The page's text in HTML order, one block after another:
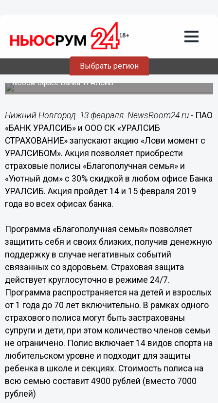
Выбрать регион
Банк УРАЛСИБ и УРАЛСИБ Страхование
запускают акцию «Лови момент с
Акция позволяет приобрести страховые полисы
«Благополучная семья» и «Уютный дом» c 30% скидкой в
любом офисе Банка УРАЛСИБ.
Нижний Новгород. 13 февраля. NewsRoom24.ru - ПАО
«БАНК УРАЛСИБ» и ООО СК «УРАЛСИБ
СТРАХОВАНИЕ» запускают акцию «Лови момент с
УРАЛСИБОМ». Акция позволяет приобрести
страховые полисы «Благополучная семья» и
«Уютный дом» c 30% скидкой в любом офисе Банка
УРАЛСИБ. Акция пройдет 14 и 15 февраля 2019
года во всех офисах банка.
Программа «Благополучная семья» позволяет
защитить себя и своих близких, получив денежную
поддержку в случае негативных событий
связанных со здоровьем. Страховая защита
действует круглосуточно в режиме 24/7.
Программа распространяется на детей и взрослых
от 1 года до 70 лет включительно. В рамках одного
страхового полиса могут быть застрахованы
супруги и дети, при этом количество членов семьи
не ограничено. Полис включает 14 видов спорта на
любительском уровне и подходит для защиты
ребенка в школе и секциях. Стоимость полиса на
всю семью составит 4900 рублей (вместо 7000
рублей)